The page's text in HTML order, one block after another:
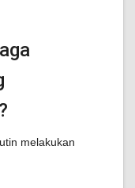
melakukan